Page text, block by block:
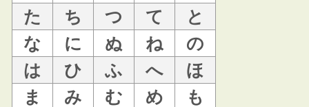
た
ち つ て
と
な
に ぬ ね
の
は
ひ ふ へ
ほ
ま
み む め
も